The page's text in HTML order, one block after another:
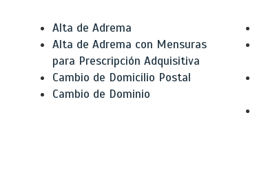
Alta de Adrema
Alta de Adrema con Mensuras
para Prescripción Adquisitiva
Cambio de Domicilio Postal
Cambio de Dominio